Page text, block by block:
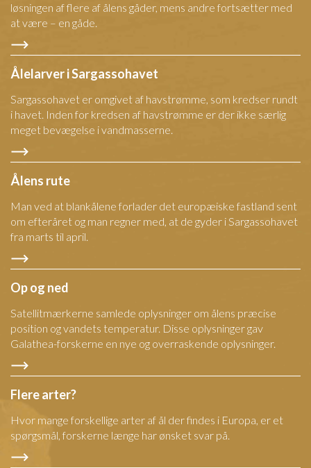
løsningen af flere af ålens gåder, mens andre fortsætter med
at være – en gåde.
Ålelarver i Sargassohavet
Sargassohavet er omgivet af havstrømme, som kredser rundt
i havet. Inden for kredsen af havstrømme er der ikke særlig
meget bevægelse i vandmasserne.
Ålens rute
Man ved at blankålene forlader det europæiske fastland sent
om efteråret og man regner med, at de gyder i Sargassohavet
fra marts til april.
Op og ned
Satellitmærkerne samlede oplysninger om ålens præcise
position og vandets temperatur. Disse oplysninger gav
Galathea-forskerne en nye og overraskende oplysninger.
Flere arter?
Hvor mange forskellige arter af ål der findes i Europa, er et
spørgsmål, forskerne længe har ønsket svar på.